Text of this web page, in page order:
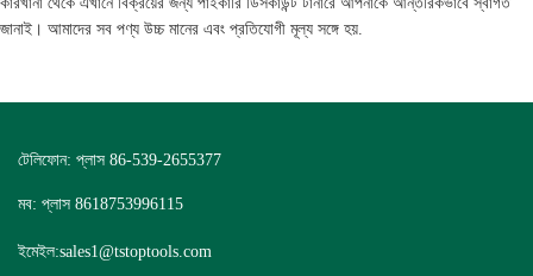
জানাই। আমাদের সব পণ্য উচ্চ মানের এবং প্রতিযোগী মূল্য সঙ্গে হয়.
টেলিফোন: প্লাস 86-539-2655377
মব: প্লাস 8618753996115
ইমেইল:sales1@tstoptools.com